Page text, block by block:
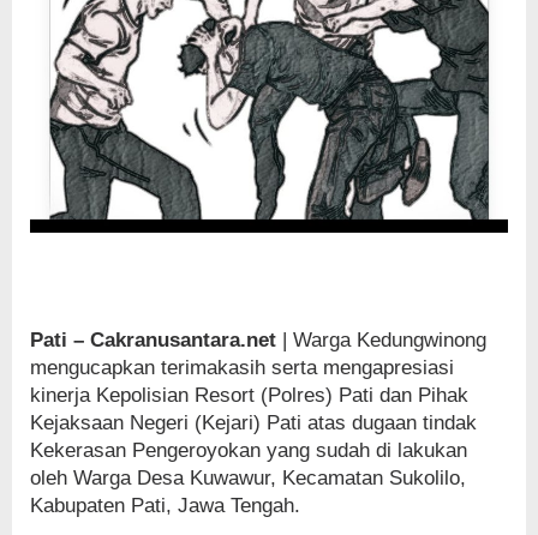
Pati – Cakranusantara.net | Warga Kedungwinong
mengucapkan terimakasih serta mengapresiasi
kinerja Kepolisian Resort (Polres) Pati dan Pihak
Kejaksaan Negeri (Kejari) Pati atas dugaan tindak
Kekerasan Pengeroyokan yang sudah di lakukan
oleh Warga Desa Kuwawur, Kecamatan Sukolilo,
Kabupaten Pati, Jawa Tengah.